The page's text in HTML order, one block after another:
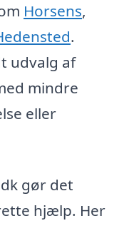
Horsens,
.
udvalg af
mindre
eller
gør det
hjælp. Her